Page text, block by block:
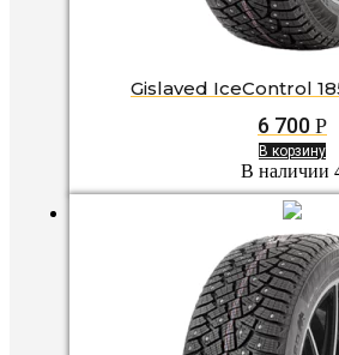
Gislaved IceControl
6 700 Р
В корзину
В наличии